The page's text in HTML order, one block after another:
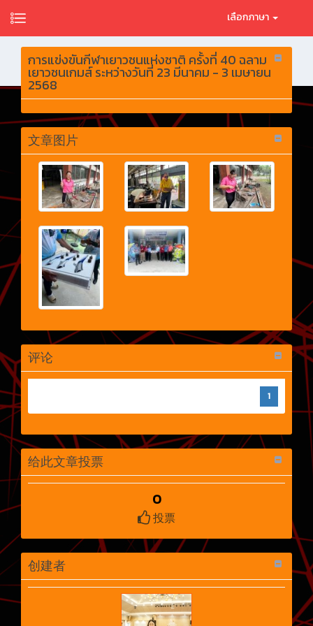
เลือกภาษา
การแข่งขันกีฬาเยาวชนแห่งชาติ ครั้งที่ 40 ฉลาม
เยาวชนเกมส์ ระหว่างวันที่ 23 มีนาคม - 3 เมษายน
2568
文章图片
评论
1
给此文章投票
0
投票
创建者